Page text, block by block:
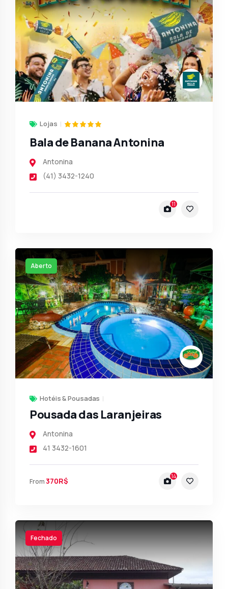
Lojas
Bala de Banana Antonina
Antonina
(41) 3432-1240
11
Aberto
Hotéis & Pousadas
Pousada das Laranjeiras
Antonina
41 3432-1601
From370R$ 14
Fechado